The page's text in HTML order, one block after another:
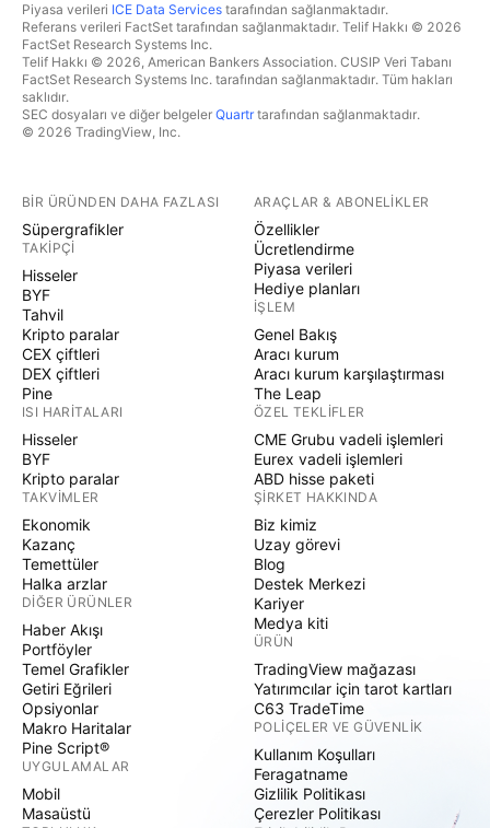
Piyasa verileri ICE Data Services tarafından sağlanmaktadır.
Referans verileri FactSet tarafından sağlanmaktadır. Telif Hakkı © 2026
FactSet Research Systems Inc.
Telif Hakkı © 2026, American Bankers Association. CUSIP Veri Tabanı
FactSet Research Systems Inc. tarafından sağlanmaktadır. Tüm hakları
saklıdır.
SEC dosyaları ve diğer belgeler Quartrtarafından sağlanmaktadır.
© 2026 TradingView, Inc.
BIR ÜRÜNDEN DAHA FAZLASI
Süpergrafikler
TAKIPÇI
Hisseler
BYF
Tahvil
Kripto paralar
CEX çiftleri
DEX çiftleri
Pine
ISI HARITALARI
Hisseler
BYF
Kripto paralar
TAKVIMLER
Ekonomik
Kazanç
Temettüler
Halka arzlar
DIĞER ÜRÜNLER
Haber Akışı
Portföyler
Temel Grafikler
Getiri Eğrileri
Opsiyonlar
Makro Haritalar
Pine Script®
UYGULAMALAR
Mobil
Masaüstü
ARAÇLAR & ABONELIKLER
Özellikler
Ücretlendirme
Piyasa verileri
Hediye planları
İŞLEM
Genel Bakış
Aracı kurum
Aracı kurum karşılaştırması
The Leap
ÖZEL TEKLIFLER
CME Grubu vadeli işlemleri
Eurex vadeli işlemleri
ABD hisse paketi
ŞIRKET HAKKINDA
Biz kimiz
Uzay görevi
Blog
Destek Merkezi
Kariyer
Medya kiti
ÜRÜN
TradingView mağazası
Yatırımcılar için tarot kartları
C63 TradeTime
POLIÇELER VE GÜVENLIK
Kullanım Koşulları
Feragatname
Gizlilik Politikası
Çerezler Politikası